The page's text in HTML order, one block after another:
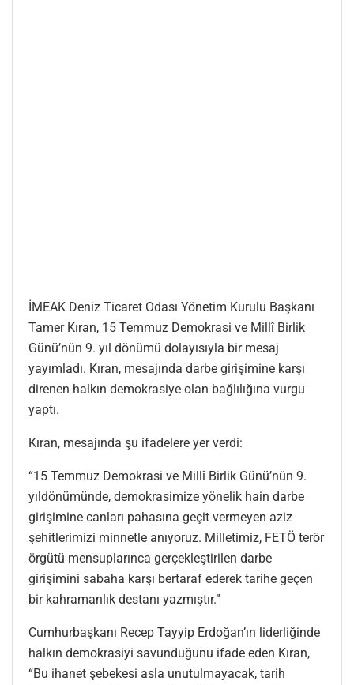
İMEAK Deniz Ticaret Odası Yönetim Kurulu Başkanı
Tamer Kıran, 15 Temmuz Demokrasi ve Millî Birlik
Günü’nün 9. yıl dönümü dolayısıyla bir mesaj
yayımladı. Kıran, mesajında darbe girişimine karşı
direnen halkın demokrasiye olan bağlılığına vurgu
yaptı.
Kıran, mesajında şu ifadelere yer verdi:
“15 Temmuz Demokrasi ve Millî Birlik Günü’nün 9.
yıldönümünde, demokrasimize yönelik hain darbe
girişimine canları pahasına geçit vermeyen aziz
şehitlerimizi minnetle anıyoruz. Milletimiz, FETÖ terör
örgütü mensuplarınca gerçekleştirilen darbe
girişimini sabaha karşı bertaraf ederek tarihe geçen
bir kahramanlık destanı yazmıştır.”
Cumhurbaşkanı Recep Tayyip Erdoğan’ın liderliğinde
halkın demokrasiyi savunduğunu ifade eden Kıran,
“Bu ihanet şebekesi asla unutulmayacak, tarih